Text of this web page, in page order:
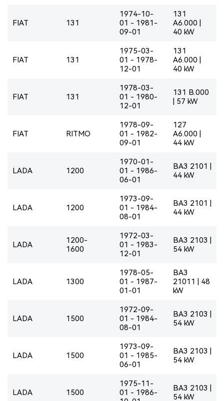
FIAT 131
1974-10-
01 - 1981-
09-01
131
A6.000 |
40 kW
FIAT 131
1975-03-
01 - 1978-
12-01
131
A6.000 |
40 kW
FIAT 131
1978-03-
01 - 1980-
12-01
131 B.000
| 57 kW
FIAT RITMO
1978-09-
01 - 1982-
09-01
127
A6.000 |
44 kW
LADA 1200
1970-01-
01 - 1986-
06-01
BA3 2101 |
44 kW
LADA 1200
1973-09-
01 - 1984-
08-01
BA3 2101 |
44 kW
LADA
1200-
1600
1972-03-
01 - 1983-
12-01
BA3 2103 |
54 kW
LADA 1300
1978-05-
01 - 1987-
01-01
BA3
21011 | 48
kW
LADA 1500
1972-09-
01 - 1984-
08-01
BA3 2103 |
54 kW
LADA 1500
1973-09-
01 - 1985-
06-01
BA3 2103 |
54 kW
LADA 1500
1975-11-
01 - 1986-
BA3 2103 |
54 kW